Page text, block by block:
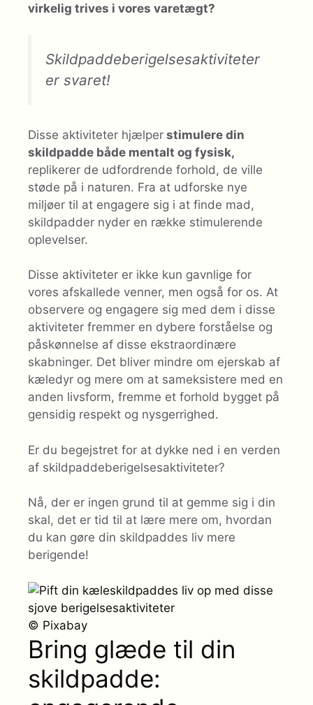
virkelig trives i vores varetægt?
Skildpaddeberigelsesaktiviteter
er svaret!
Disse aktiviteter hjælper stimulere din
skildpadde både mentalt og fysisk,
replikerer de udfordrende forhold, de ville
støde på i naturen. Fra at udforske nye
miljøer til at engagere sig i at finde mad,
skildpadder nyder en række stimulerende
oplevelser.
Disse aktiviteter er ikke kun gavnlige for
vores afskallede venner, men også for os. At
observere og engagere sig med dem i disse
aktiviteter fremmer en dybere forståelse og
påskønnelse af disse ekstraordinære
skabninger. Det bliver mindre om ejerskab af
kæledyr og mere om at sameksistere med en
anden livsform, fremme et forhold bygget på
gensidig respekt og nysgerrighed.
Er du begejstret for at dykke ned i en verden
af ​​skildpaddeberigelsesaktiviteter?
Nå, der er ingen grund til at gemme sig i din
skal, det er tid til at lære mere om, hvordan
du kan gøre din skildpaddes liv mere
berigende!
© Pixabay
Bring glæde til din
skildpadde: